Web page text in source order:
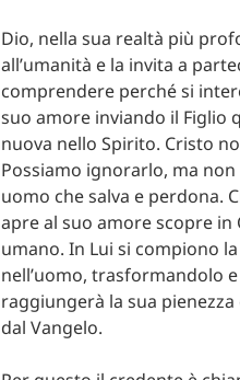
Dio, nella sua realtà più
all’umanità e la invita a
comprendere perché si
suo amore inviando il Figlio
nuova nello Spirito. Cristo
Possiamo ignorarlo, ma
uomo che salva e perdona.
apre al suo amore scopre
umano. In Lui si compiono
nell’uomo, trasformandolo
raggiungerà la sua
dal Vangelo.